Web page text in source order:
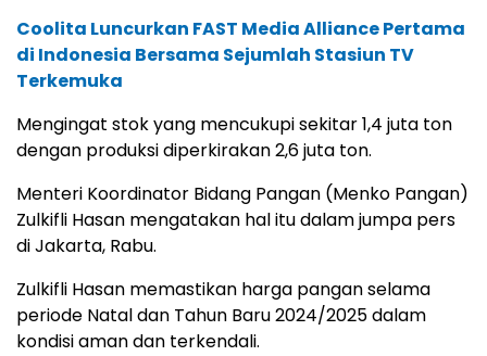
Coolita Luncurkan FAST Media Alliance Pertama
di Indonesia Bersama Sejumlah Stasiun TV
Terkemuka
Mengingat stok yang mencukupi sekitar 1,4 juta ton
dengan produksi diperkirakan 2,6 juta ton.
Menteri Koordinator Bidang Pangan (Menko Pangan)
Zulkifli Hasan mengatakan hal itu dalam jumpa pers
di Jakarta, Rabu.
Zulkifli Hasan memastikan harga pangan selama
periode Natal dan Tahun Baru 2024/2025 dalam
kondisi aman dan terkendali.